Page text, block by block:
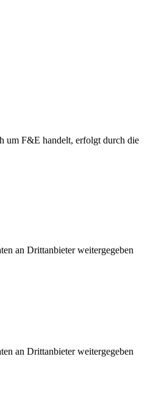
um F&E handelt, erfolgt durch die
an Drittanbieter weitergegeben
an Drittanbieter weitergegeben